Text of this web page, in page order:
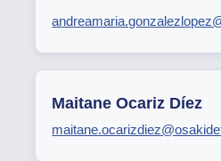
Maitane Ocariz Díez